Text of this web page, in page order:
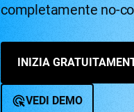
completamente no-
INIZIA
VEDI DEMO